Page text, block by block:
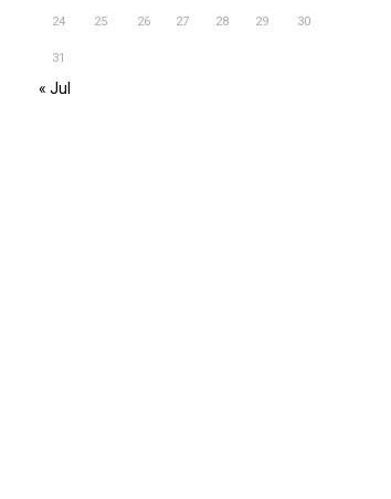
24 25 26 27 28 29 30
31
« Jul